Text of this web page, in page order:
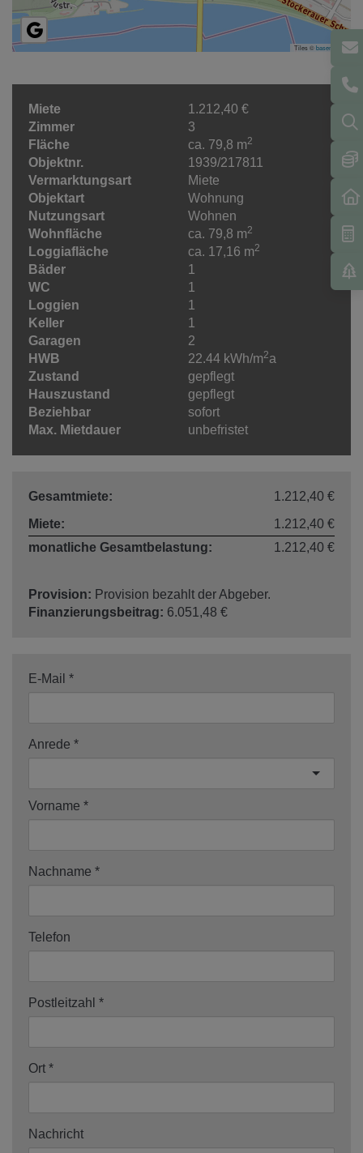
Tiles ©basemap.at
Miete
1.212,40 €
Zimmer
3
Fläche
ca. 79,8 m2
Objektnr.
1939/217811
Vermarktungsart
Miete
Objektart
Wohnung
Nutzungsart
Wohnen
Wohnfläche
ca. 79,8 m2
Loggiafläche ca. 17,16 m2
Bäder
1
WC
1
Loggien
1
Keller
1
Garagen
2
HWB
22.44 kWh/m2a
Zustand
gepflegt
Hauszustand
gepflegt
Beziehbar
sofort
Max. Mietdauer
unbefristet
Gesamtmiete:
1.212,40 €
Miete:
1.212,40 €
monatliche Gesamtbelastung:
1.212,40 €
Provision: Provision bezahlt der Abgeber.
Finanzierungsbeitrag: 6.051,48 €
E-Mail
Anrede
Vorname
Nachname
Telefon
Postleitzahl
Ort
Nachricht